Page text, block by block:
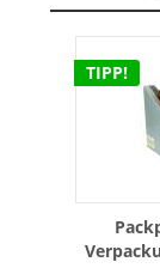
TIPP!